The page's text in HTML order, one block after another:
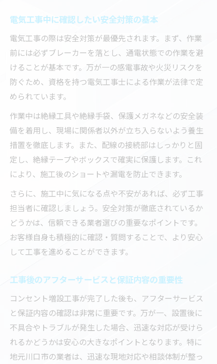
電気工事中に確認したい安全対策の基本
電気工事の際は安全対策が最優先されます。まず、作業
前には必ずブレーカーを落とし、通電状態での作業を避
けることが基本です。万が一の感電事故や火災リスクを
防ぐため、資格を持つ電気工事士による作業が法律で定
められています。
作業中は絶縁工具や絶縁手袋、保護メガネなどの安全装
備を着用し、現場に関係者以外が立ち入らないよう養生
措置を徹底します。また、配線の接続部はしっかりと固
定し、絶縁テープやボックスで確実に保護します。これ
により、施工後のショートや漏電を防止できます。
さらに、施工中に気になる点や不安があれば、必ず工事
担当者に確認しましょう。安全対策が徹底されているか
どうかは、信頼できる業者選びの重要なポイントです。
お客様自身も積極的に確認・質問することで、より安心
して工事を進めることができます。
工事後のアフターサービスと保証内容の重要性
コンセント増設工事が完了した後も、アフターサービス
と保証内容の確認は非常に重要です。万が一、設置後に
不具合やトラブルが発生した場合、迅速な対応が受けら
れるかどうかは安心の大きなポイントとなります。特に
地元川口市の業者は、迅速な現地対応や相談体制が整っ